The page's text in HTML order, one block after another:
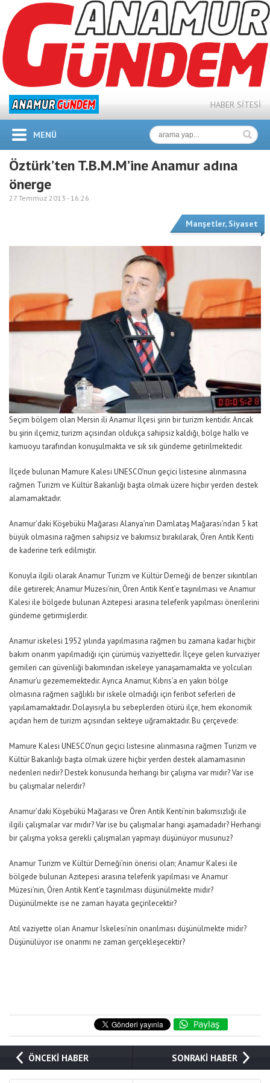
HABER SİTESİ
MENÜ
Öztürk’ten T.B.M.M’ine Anamur adına
önerge
27 Temmuz 2013 - 16:26
Manşetler, Siyaset
Seçim bölgem olan Mersin ili Anamur İlçesi şirin bir turizm kentidir. Ancak
bu şirin ilçemiz, turizm açısından oldukça sahipsiz kaldığı, bölge halkı ve
kamuoyu tarafından konuşulmakta ve sık sık gündeme getirilmektedir.
İlçede bulunan Mamure Kalesi UNESCO’nun geçici listesine alınmasına
rağmen Turizm ve Kültür Bakanlığı başta olmak üzere hiçbir yerden destek
alamamaktadır.
Anamur’daki Köşebükü Mağarası Alanya’nın Damlataş Mağarası’ndan 5 kat
büyük olmasına rağmen sahipsiz ve bakımsız bırakılarak, Ören Antik Kenti
de kaderine terk edilmiştir.
Konuyla ilgili olarak Anamur Turizm ve Kültür Derneği de benzer sıkıntıları
dile getirerek; Anamur Müzesi’nin, Ören Antik Kent’e taşınılması ve Anamur
Kalesi ile bölgede bulunan Azıtepesi arasına teleferik yapılması önerilerini
gündeme getirmişlerdir.
Anamur iskelesi 1952 yılında yapılmasına rağmen bu zamana kadar hiçbir
bakım onarım yapılmadığı için çürümüş vaziyettedir. İlçeye gelen kurvaziyer
gemileri can güvenliği bakımından iskeleye yanaşamamakta ve yolcuları
Anamur’u gezememektedir. Ayrıca Anamur, Kıbrıs’a en yakın bölge
olmasına rağmen sağlıklı bir iskele olmadığı için feribot seferleri de
yapılamamaktadır. Dolayısıyla bu sebeplerden ötürü ilçe, hem ekonomik
açıdan hem de turizm açısından sekteye uğramaktadır. Bu çerçevede:
Mamure Kalesi UNESCO’nun geçici listesine alınmasına rağmen Turizm ve
Kültür Bakanlığı başta olmak üzere hiçbir yerden destek alamamasının
nedenleri nedir? Destek konusunda herhangi bir çalışma var mıdır? Var ise
bu çalışmalar nelerdir?
Anamur’daki Köşebükü Mağarası ve Ören Antik Kenti’nin bakımsızlığı ile
ilgili çalışmalar var mıdır? Var ise bu çalışmalar hangi aşamadadır? Herhangi
bir çalışma yoksa gerekli çalışmaları yapmayı düşünüyor musunuz?
Anamur Turizm ve Kültür Derneği’nin önerisi olan; Anamur Kalesi ile
bölgede bulunan Azıtepesi arasına teleferik yapılması ve Anamur
Müzesi’nin, Ören Antik Kent’e taşınılması düşünülmekte midir?
Düşünülmekte ise ne zaman hayata geçirilecektir?
Atıl vaziyette olan Anamur İskelesi’nin onarılması düşünülmekte midir?
Düşünülüyor ise onarımı ne zaman gerçekleşecektir?
ÖNCEKİ HABER SONRAKİ HABER